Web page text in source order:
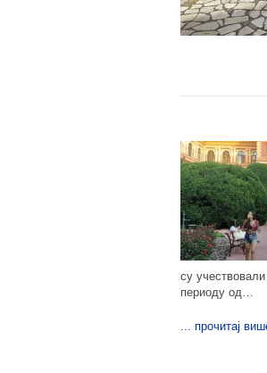
су
периоду од…
... прочитај